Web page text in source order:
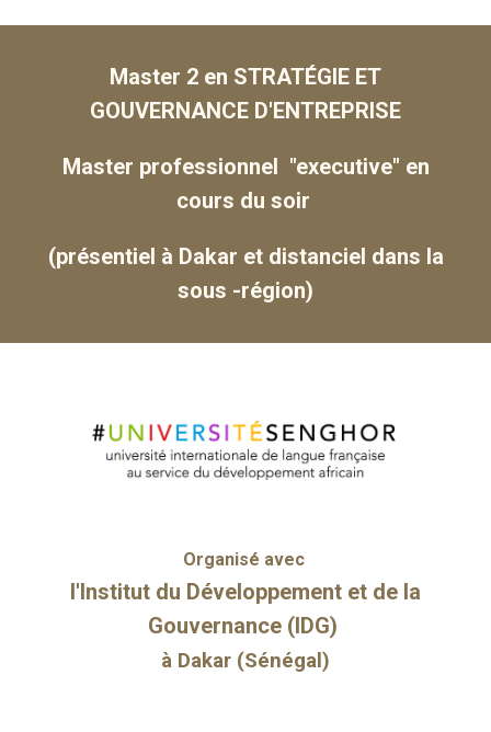
Master 2 en STRATÉGIE ET
GOUVERNANCE D'ENTREPRISE
Master professionnel "executive" en
cours du soir
(présentiel à Dakar et distanciel dans la
sous -région)
Organisé avec
l'Institut du Développement et de la
Gouvernance (IDG)
à Dakar (Sénégal)